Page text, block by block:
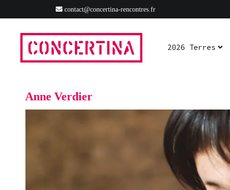
contenu
contact@concertina-rencontres.fr
2026 Terres
2026 Terres Ressources S’impliquer
Anne Verdier